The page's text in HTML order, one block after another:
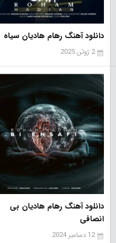
دانلود آهنگ رهام هادیان سیاه
2 ژوئن 2025
دانلود آهنگ رهام هادیان بی
انصافی
12 دسامبر 2024